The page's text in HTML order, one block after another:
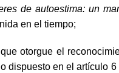
de autoestima: un
en el tiempo;
otorgue el
en el artículo